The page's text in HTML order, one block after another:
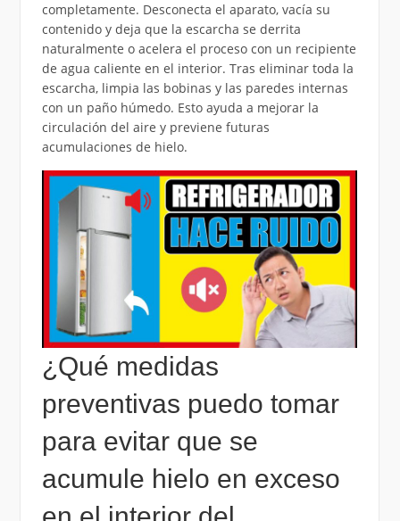
completamente. Desconecta el aparato, vacía su
contenido y deja que la escarcha se derrita
naturalmente o acelera el proceso con un recipiente
de agua caliente en el interior. Tras eliminar toda la
escarcha, limpia las bobinas y las paredes internas
con un paño húmedo. Esto ayuda a mejorar la
circulación del aire y previene futuras
acumulaciones de hielo.
¿Qué medidas
preventivas puedo tomar
para evitar que se
acumule hielo en exceso